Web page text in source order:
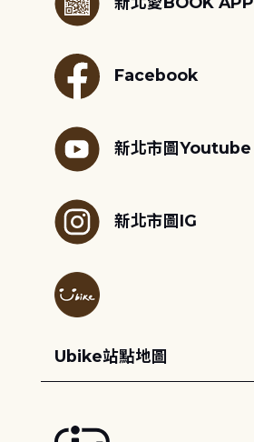
Facebook
新北市圖Youtube
新北市圖IG
Ubike站點地圖